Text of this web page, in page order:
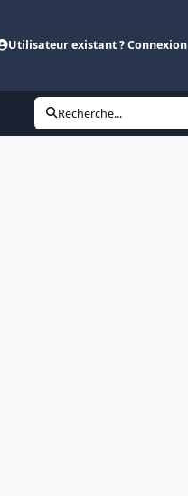
Utilisateur existant ? Connexion
Recherche...